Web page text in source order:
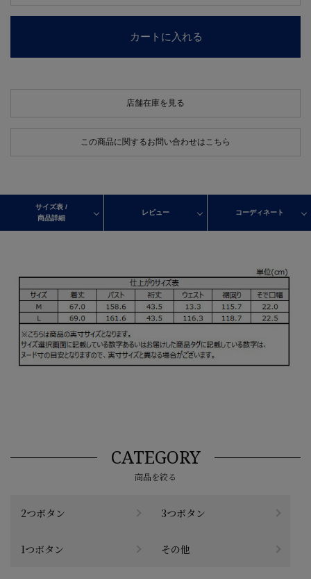
カートに入れる
店舗在庫を見る
この商品に関するお問い合わせはこちら
サイズ表 /
商品詳細
レビュー コーディネート
CATEGORY
商品を絞る
2つボタン 3つボタン
1つボタン その他